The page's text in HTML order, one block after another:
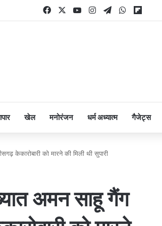
FacebookYouTubeInstagram
TelegramWhatsApp
खेल मनोरंजन धर्म अध्यात्म गैजेट्स
केकारोबारी को मारने की मिली थी सुपारी
अमन साहू गैंग